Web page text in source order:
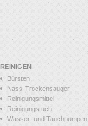
REINIGEN
Bürsten
Nass-Trockensauger
Reinigungsmittel
Reinigungstuch
Wasser- und Tauchpumpen